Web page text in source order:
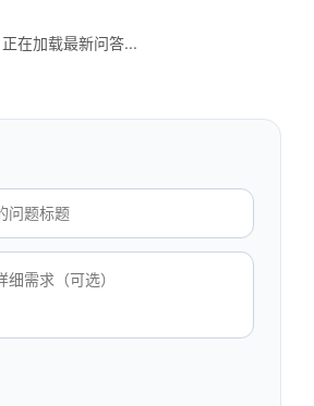
正在加载最新问答...